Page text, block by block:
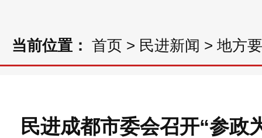
当前位置： 首页 > 民进新闻 > 地方
民进成都市委会召开“参政